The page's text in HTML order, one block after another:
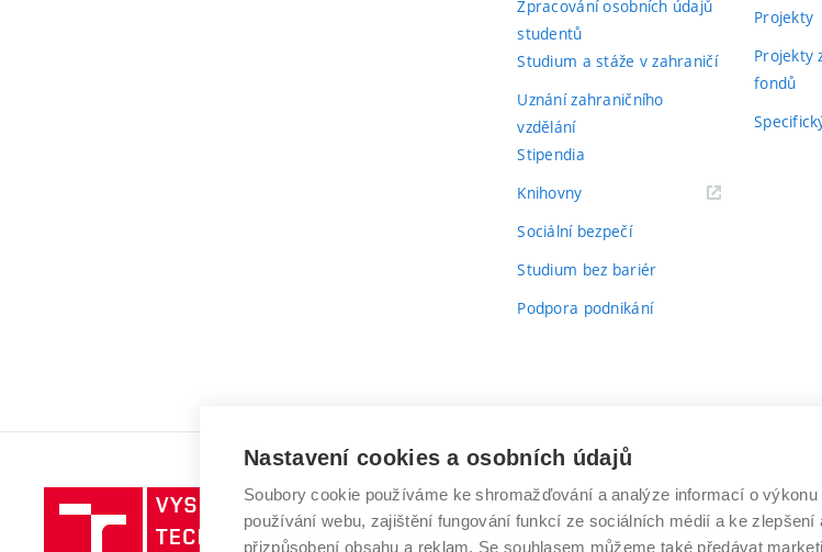
Zpracování osobních údajů
studentů
Studium a stáže v zahraničí
Uznání zahraničního
vzdělání
Stipendia
Knihovny(externí
Sociální bezpečí
Studium bez bariér
Podpora podnikání
Projekty
Projekty
fondů
Vysoké
učení
VYSOKÉ UČENÍ TECHNICKÉ V BRNĚ
Antonínská 548/1
www.vut.cz
Nastavení cookies a osobních údajů
Soubory cookie používáme ke shromažďování a analýze informací o výkonu
používání webu, zajištění fungování funkcí ze sociálních médií a ke zlepšení
přizpůsobení obsahu a reklam. Se souhlasem můžeme také předávat